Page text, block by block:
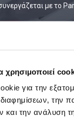
χρησιμοποιεί
για την
την
και την ανάλυση
με το
στο χάρτη
καιαπόσταση
10:30